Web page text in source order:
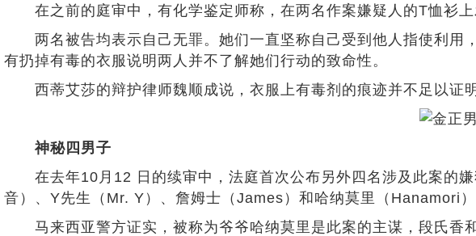
在之前的庭审中，有化学鉴定师称，在两名作案嫌疑人的T恤衫上
两名被告均表示自己无罪。她们一直坚称自己受到他人指使利用
有扔掉有毒的衣服说明两人并不了解她们行动的致命性。
西蒂艾莎的辩护律师魏顺成说，衣服上有毒剂的痕迹并不足以证
神秘四男子
在去年10月12 日的续审中，法庭首次公布另外四名涉及此案的嫌
音）、Y先生（Mr. Y）、詹姆士（James）和哈纳莫里（Hanamori）
马来西亚警方证实，被称为爷爷哈纳莫里是此案的主谋，段氏香